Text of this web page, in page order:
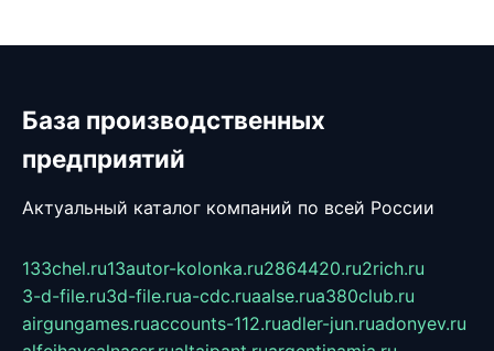
База производственных
предприятий
Актуальный каталог компаний по всей России
133chel.ru13autor-kolonka.ru2864420.ru2rich.ru
3-d-file.ru3d-file.rua-cdc.ruaalse.rua380club.ru
airgungames.ruaccounts-112.ruadler-jun.ruadonyev.ru